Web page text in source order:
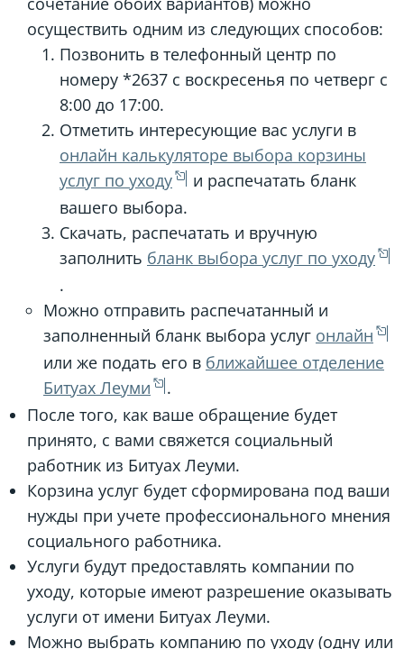
осуществить одним из следующих способов:
Позвонить в телефонный центр по
номеру *2637 с воскресенья по четверг с
8:00 до 17:00.
Отметить интересующие вас услуги в
онлайн калькуляторе выбора корзины
услуг по уходу
и распечатать бланк
вашего выбора.
Скачать, распечатать и вручную
заполнить бланк выбора услуг по уходу
.
Можно отправить распечатанный и
заполненный бланк выбора услуг онлайн
или же подать его в ближайшее отделение
Битуах Леуми
.
После того, как ваше обращение будет
принято, с вами свяжется социальный
работник из Битуах Леуми.
Корзина услуг будет сформирована под ваши
нужды при учете профессионального мнения
социального работника.
Услуги будут предоставлять компании по
уходу, которые имеют разрешение оказывать
услуги от имени Битуах Леуми.
Можно выбрать компанию по уходу (одну или